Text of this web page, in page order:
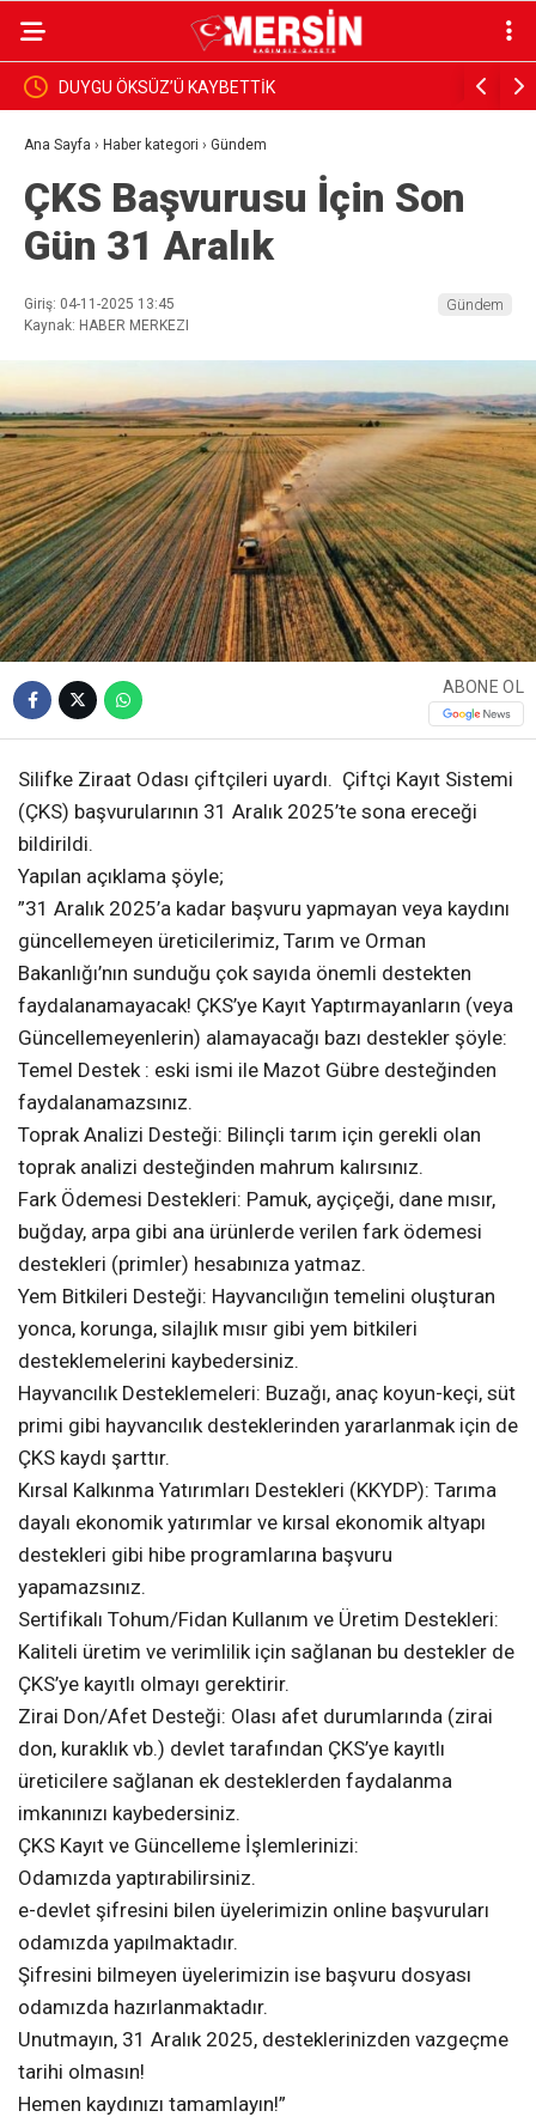
DUYGU ÖKSÜZ’Ü KAYBETTİK BAŞKAN
Ana Sayfa › Haber kategori › Gündem
ÇKS Başvurusu İçin Son
Gün 31 Aralık
Giriş: 04-11-2025 13:45
Kaynak: HABER MERKEZI
Gündem
ABONE OL
Silifke Ziraat Odası çiftçileri uyardı. Çiftçi Kayıt Sistemi
(ÇKS) başvurularının 31 Aralık 2025’te sona ereceği
bildirildi.
Yapılan açıklama şöyle;
”31 Aralık 2025’a kadar başvuru yapmayan veya kaydını
güncellemeyen üreticilerimiz, Tarım ve Orman
Bakanlığı’nın sunduğu çok sayıda önemli destekten
faydalanamayacak! ÇKS’ye Kayıt Yaptırmayanların (veya
Güncellemeyenlerin) alamayacağı bazı destekler şöyle:
Temel Destek : eski ismi ile Mazot Gübre desteğinden
faydalanamazsınız.
Toprak Analizi Desteği: Bilinçli tarım için gerekli olan
toprak analizi desteğinden mahrum kalırsınız.
Fark Ödemesi Destekleri: Pamuk, ayçiçeği, dane mısır,
buğday, arpa gibi ana ürünlerde verilen fark ödemesi
destekleri (primler) hesabınıza yatmaz.
Yem Bitkileri Desteği: Hayvancılığın temelini oluşturan
yonca, korunga, silajlık mısır gibi yem bitkileri
desteklemelerini kaybedersiniz.
Hayvancılık Desteklemeleri: Buzağı, anaç koyun-keçi, süt
primi gibi hayvancılık desteklerinden yararlanmak için de
ÇKS kaydı şarttır.
Kırsal Kalkınma Yatırımları Destekleri (KKYDP): Tarıma
dayalı ekonomik yatırımlar ve kırsal ekonomik altyapı
destekleri gibi hibe programlarına başvuru
yapamazsınız.
Sertifikalı Tohum/Fidan Kullanım ve Üretim Destekleri:
Kaliteli üretim ve verimlilik için sağlanan bu destekler de
ÇKS’ye kayıtlı olmayı gerektirir.
Zirai Don/Afet Desteği: Olası afet durumlarında (zirai
don, kuraklık vb.) devlet tarafından ÇKS’ye kayıtlı
üreticilere sağlanan ek desteklerden faydalanma
imkanınızı kaybedersiniz.
ÇKS Kayıt ve Güncelleme İşlemlerinizi:
Odamızda yaptırabilirsiniz.
e-devlet şifresini bilen üyelerimizin online başvuruları
odamızda yapılmaktadır.
Şifresini bilmeyen üyelerimizin ise başvuru dosyası
odamızda hazırlanmaktadır.
Unutmayın, 31 Aralık 2025, desteklerinizden vazgeçme
tarihi olmasın!
Hemen kaydınızı tamamlayın!”